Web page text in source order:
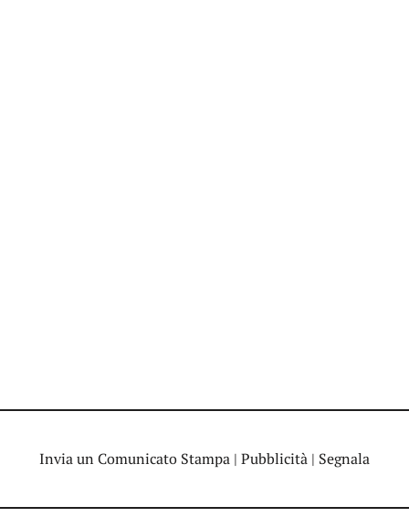
Invia un Comunicato Stampa | Pubblicità | Segnala